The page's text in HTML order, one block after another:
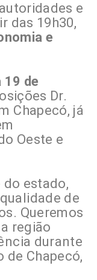
e
das 19h30,
e
19 de
Dr.
Chapecó, já
Oeste e
do estado,
de
Queremos
região
durante
de Chapecó,